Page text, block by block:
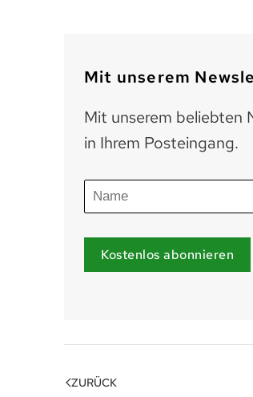
Mit unserem
Mit unserem beliebten
in Ihrem Posteingang.
Kostenlos abonnieren
ZURÜCK